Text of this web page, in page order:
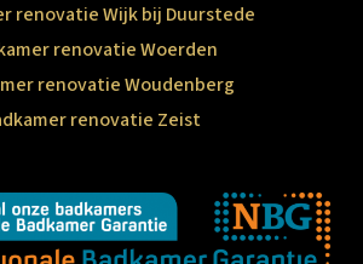
renovatie Wijk bij Duurstede
renovatie Woerden
renovatie Woudenberg
renovatie Zeist